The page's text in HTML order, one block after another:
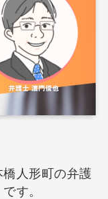
人形町の弁護
す。